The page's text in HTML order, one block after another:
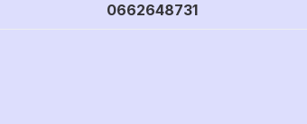
0662648731